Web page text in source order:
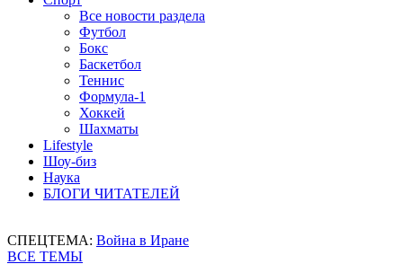
Все новости раздела
Футбол
Бокс
Баскетбол
Теннис
Формула-1
Хоккей
Шахматы
Lifestyle
Шоу-биз
Наука
БЛОГИ ЧИТАТЕЛЕЙ
СПЕЦТЕМА: Война в Иране
ВСЕ ТЕМЫ